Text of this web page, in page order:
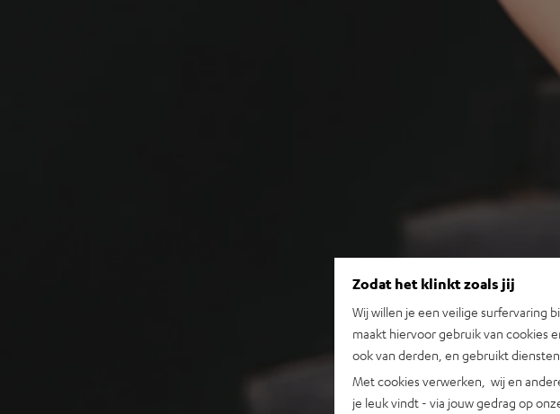
Zodat het klinkt zoals jij
Wij willen je een veilige surfervaring
maakt hiervoor gebruik van cookies
ook van derden, en gebruikt
Met cookies verwerken, wij en
je leuk vindt - via jouw gedrag op